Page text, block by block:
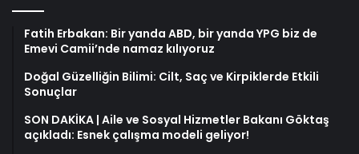
Fatih Erbakan: Bir yanda ABD, bir yanda YPG biz de
Emevi Camii’nde namaz kılıyoruz
Doğal Güzelliğin Bilimi: Cilt, Saç ve Kirpiklerde Etkili
Sonuçlar
SON DAKİKA | Aile ve Sosyal Hizmetler Bakanı Göktaş
açıkladı: Esnek çalışma modeli geliyor!